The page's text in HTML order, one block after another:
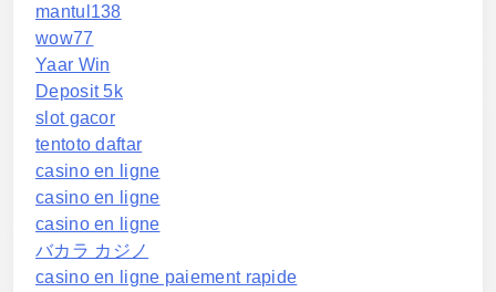
mantul138
wow77
Yaar Win
Deposit 5k
slot gacor
tentoto daftar
casino en ligne
casino en ligne
casino en ligne
バカラ カジノ
casino en ligne paiement rapide